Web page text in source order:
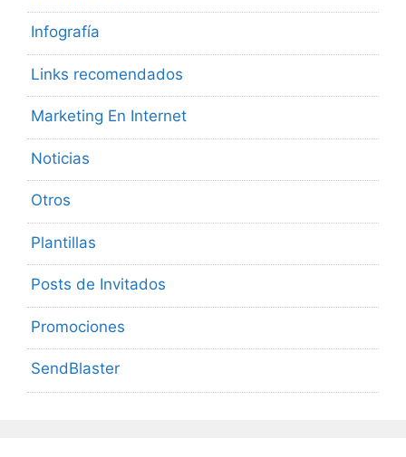
Infografía
Links recomendados
Marketing En Internet
Noticias
Otros
Plantillas
Posts de Invitados
Promociones
SendBlaster